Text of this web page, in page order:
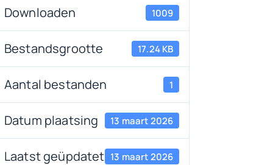
Downloaden 1009
Bestandsgrootte 17.24 KB
Aantal bestanden 1
Datum plaatsing 13 maart 2026
Laatst geüpdatet 13 maart 2026